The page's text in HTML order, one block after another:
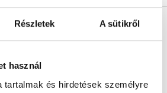
Részletek A sütikről
használ
tartalmak és hirdetések személyre
Nikoletta
CityZen